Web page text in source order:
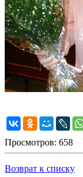
Просмотров: 658
Возврат к списку